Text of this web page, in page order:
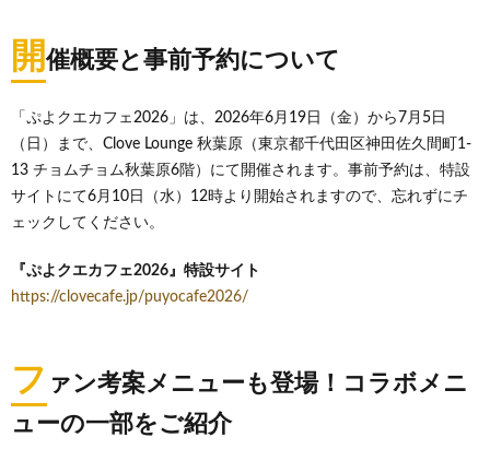
開催概要と事前予約について
「ぷよクエカフェ2026」は、2026年6月19日（金）から7月5日
（日）まで、Clove Lounge 秋葉原（東京都千代田区神田佐久間町1-
13 チョムチョム秋葉原6階）にて開催されます。事前予約は、特設
サイトにて6月10日（水）12時より開始されますので、忘れずにチ
ェックしてください。
『ぷよクエカフェ2026』特設サイト
https://clovecafe.jp/puyocafe2026/
フ ァン考案メニューも登場！コラボメニ
ューの一部をご紹介